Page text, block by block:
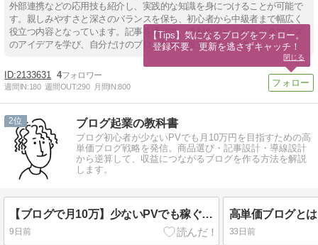
外部連携などの応用技も紹介し、実践的な知識を身につけることが可能で
す。親しみやすさと深さのバランスを保ち、初心者から中級者まで幅広く
役立つ内容となっています。記事を通じて、便利なツールやカスタマイズ
のアイデアを学び、自分だけのブログ作りに役立ててください。
2133631 4
週間IN:180 週間OUT:290 月間IN:800
2 ブログ起業の教科書
ブログ初心者が少ないPVでも月10万円を目指すための高
単価ブログ戦略を発信。商品選び・記事設計・導線設計
から逆算して、収益につながるブログを作る方法を解説
します。
【ブログで月10万】少ないPVでも稼ぐ！初心者向け高単価ブログ戦略3ステップ
9日前 33日前
【Tips】気になるブログをフォロー。
登録不要。更新を逃さずキャッチ！
閉じる